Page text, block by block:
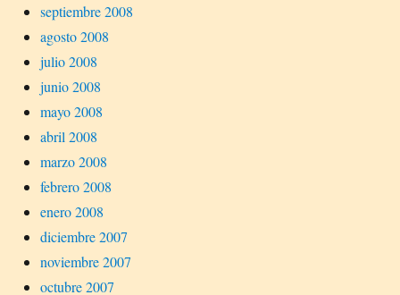
septiembre 2008
agosto 2008
julio 2008
junio 2008
mayo 2008
abril 2008
marzo 2008
febrero 2008
enero 2008
diciembre 2007
noviembre 2007
octubre 2007